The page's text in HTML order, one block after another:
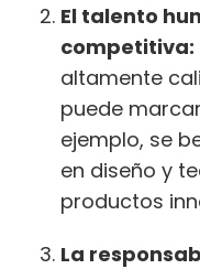
El talento
competitiva:
altamente
puede
ejemplo, se
en diseño y
productos
La